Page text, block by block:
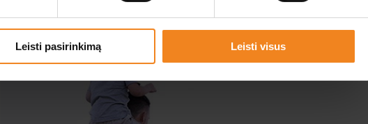
Leisti pasirinkimą Leisti visus